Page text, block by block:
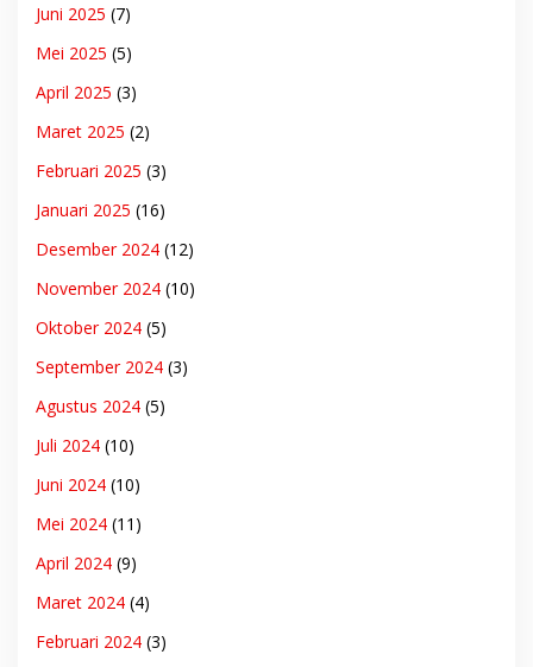
Juni 2025 (7)
Mei 2025 (5)
April 2025 (3)
Maret 2025 (2)
Februari 2025 (3)
Januari 2025 (16)
Desember 2024 (12)
November 2024 (10)
Oktober 2024 (5)
September 2024 (3)
Agustus 2024 (5)
Juli 2024 (10)
Juni 2024 (10)
Mei 2024 (11)
April 2024 (9)
Maret 2024 (4)
Februari 2024 (3)